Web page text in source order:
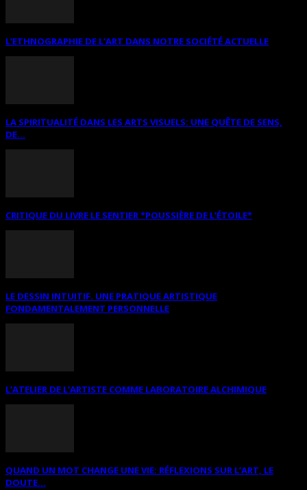
L’ETHNOGRAPHIE DE L’ART DANS NOTRE SOCIÉTÉ ACTUELLE
LA SPIRITUALITÉ DANS LES ARTS VISUELS: UNE QUÊTE DE SENS,
DE...
CRITIQUE DU LIVRE LE SENTIER *POUSSIÈRE DE L’ÉTOILE*
LE DESSIN INTUITIF. UNE PRATIQUE ARTISTIQUE
FONDAMENTALEMENT PERSONNELLE
L’ATELIER DE L’ARTISTE COMME LABORATOIRE ALCHIMIQUE
QUAND UN MOT CHANGE UNE VIE: RÉFLEXIONS SUR L’ART, LE
DOUTE...